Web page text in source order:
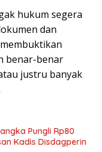
hukum segera
dan
benar-benar
justru banyak
Pungli Rp80
Kadis Disdagperin